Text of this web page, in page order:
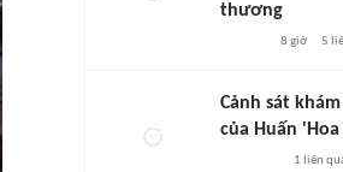
thương
8 giờ 5
Cảnh sát
của Huấn
1 liên